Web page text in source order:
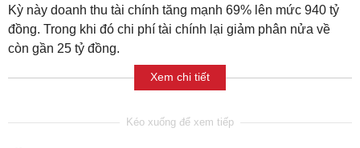
Kỳ này doanh thu tài chính tăng mạnh 69% lên mức 940 tỷ
đồng. Trong khi đó chi phí tài chính lại giảm phân nửa về
còn gần 25 tỷ đồng.
Xem chi tiết